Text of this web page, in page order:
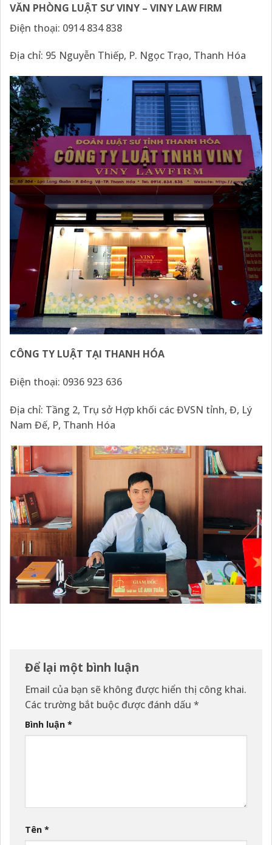
VĂN PHÒNG LUẬT SƯ VINY – VINY LAW FIRM
Điện thoại: 0914 834 838
Địa chỉ: 95 Nguyễn Thiếp, P. Ngọc Trạo, Thanh Hóa
CÔNG TY LUẬT TẠI THANH HÓA
Điện thoại: 0936 923 636
Địa chỉ: Tầng 2, Trụ sở Hợp khối các ĐVSN tỉnh, Đ, Lý
Nam Đế, P, Thanh Hóa
Để lại một bình luận
Email của bạn sẽ không được hiển thị công khai.
Các trường bắt buộc được đánh dấu *
Bình luận *
Tên *